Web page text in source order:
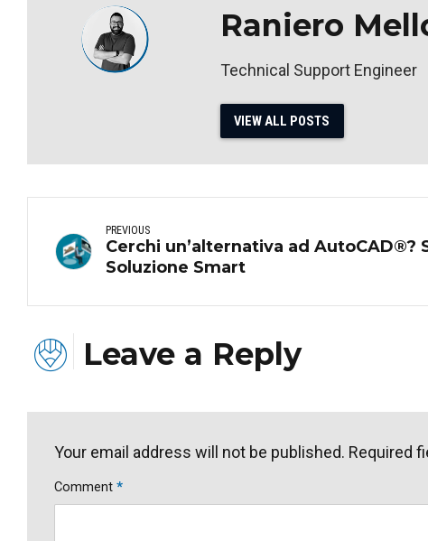
Raniero
Technical Support Engineer
VIEW ALL POSTS
PREVIOUS
Cerchi un’alternativa ad AutoCAD®?
Soluzione Smart
Leave a Reply
Your email address will not be published. Required
Comment *